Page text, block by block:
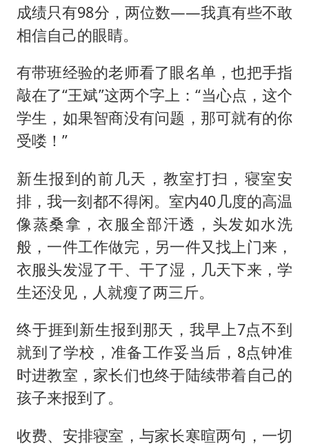
成绩只有98分，两位数——我真有些不敢
相信自己的眼睛。
有带班经验的老师看了眼名单，也把手指
敲在了“王斌”这两个字上：“当心点，这个
学生，如果智商没有问题，那可就有的你
受喽！”
新生报到的前几天，教室打扫，寝室安
排，我一刻都不得闲。室内40几度的高温
像蒸桑拿，衣服全部汗透，头发如水洗
般，一件工作做完，另一件又找上门来，
衣服头发湿了干、干了湿，几天下来，学
生还没见，人就瘦了两三斤。
终于捱到新生报到那天，我早上7点不到
就到了学校，准备工作妥当后，8点钟准
时进教室，家长们也终于陆续带着自己的
孩子来报到了。
收费、安排寝室，与家长寒暄两句，一切